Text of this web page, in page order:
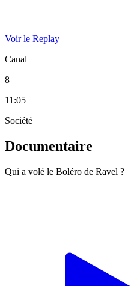
Voir le Replay
Canal
8
11:05
Société
Documentaire
Qui a volé le Boléro de Ravel ?